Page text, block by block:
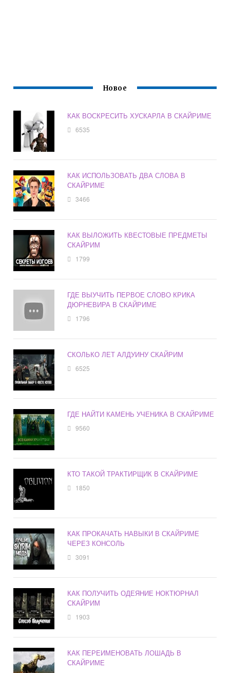
Новое
КАК ВОСКРЕСИТЬ ХУСКАРЛА В СКАЙРИМЕ
6535
КАК ИСПОЛЬЗОВАТЬ ДВА СЛОВА В
СКАЙРИМЕ
3466
КАК ВЫЛОЖИТЬ КВЕСТОВЫЕ ПРЕДМЕТЫ
СКАЙРИМ
1799
ГДЕ ВЫУЧИТЬ ПЕРВОЕ СЛОВО КРИКА
ДЮРНЕВИРА В СКАЙРИМЕ
1796
СКОЛЬКО ЛЕТ АЛДУИНУ СКАЙРИМ
6525
ГДЕ НАЙТИ КАМЕНЬ УЧЕНИКА В СКАЙРИМЕ
9560
КТО ТАКОЙ ТРАКТИРЩИК В СКАЙРИМЕ
1850
КАК ПРОКАЧАТЬ НАВЫКИ В СКАЙРИМЕ
ЧЕРЕЗ КОНСОЛЬ
3091
КАК ПОЛУЧИТЬ ОДЕЯНИЕ НОКТЮРНАЛ
СКАЙРИМ
1903
КАК ПЕРЕИМЕНОВАТЬ ЛОШАДЬ В
СКАЙРИМЕ